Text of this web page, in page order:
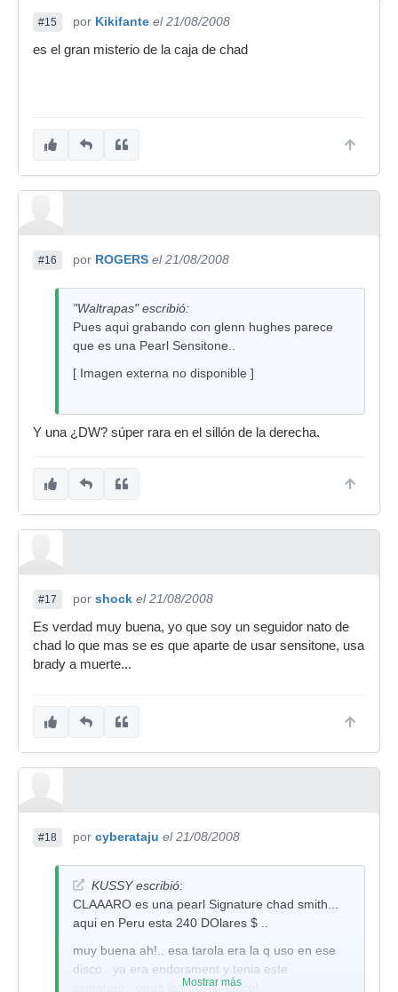
#15 por Kikifante el 21/08/2008
es el gran misterio de la caja de chad
#16 por ROGERS el 21/08/2008
"Waltrapas" escribió:
Pues aqui grabando con glenn hughes parece
que es una Pearl Sensitone..
[ Imagen externa no disponible ]
Y una ¿DW? súper rara en el sillón de la derecha.
#17 por shock el 21/08/2008
Es verdad muy buena, yo que soy un seguidor nato de
chad lo que mas se es que aparte de usar sensitone, usa
brady a muerte...
#18 por cyberataju el 21/08/2008
KUSSY escribió:
CLAAARO es una pearl Signature chad smith...
aqui en Peru esta 240 DOlares $ ..
muy buena ah!.. esa tarola era la q uso en ese
disco.. ya era endorsment y tenia este
signature.. otras las desconozco!
Mostrar más